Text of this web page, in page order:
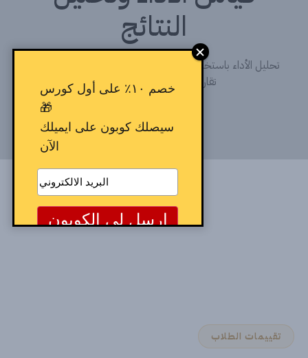
النتائج
تقارير SEO وتطوير الاستراتيجية
تقييمات الطلاب
خصم ١٠٪ على أول كورس
🎁
سيصلك كوبون على ايميلك
الآن